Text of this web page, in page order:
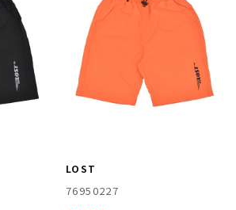
LOST
76950227